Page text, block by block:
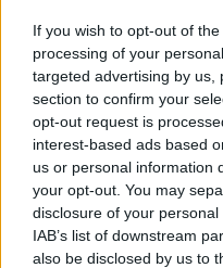
If you wish to opt-out of
processing of your
targeted advertising by us,
section to confirm your
opt-out request is
interest-based ads based
us or personal information
your opt-out. You may
disclosure of your
IAB’s list of downstream
also be disclosed by us to
NEWS